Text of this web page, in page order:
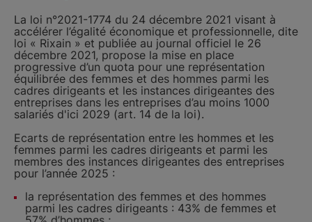
La loi n°2021-1774 du 24 décembre 2021 visant à
accélérer l’égalité économique et professionnelle, dite
loi « Rixain » et publiée au journal officiel le 26
décembre 2021, propose la mise en place
progressive d’un quota pour une représentation
équilibrée des femmes et des hommes parmi les
cadres dirigeants et les instances dirigeantes des
entreprises dans les entreprises d’au moins 1000
salariés d'ici 2029 (art. 14 de la loi).
Ecarts de représentation entre les hommes et les
femmes parmi les cadres dirigeants et parmi les
membres des instances dirigeantes des entreprises
pour l’année 2025 :
la représentation des femmes et des hommes
parmi les cadres dirigeants : 43% de femmes et